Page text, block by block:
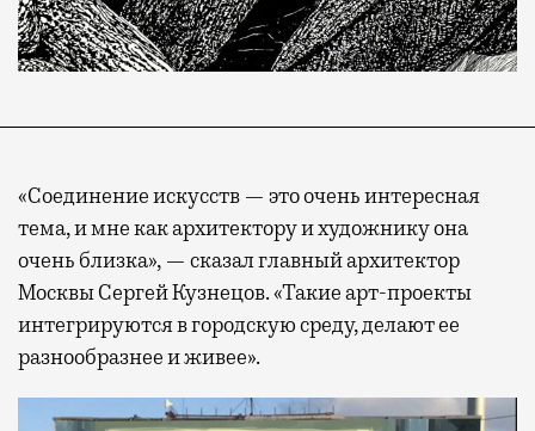
«Соединение искусств — это очень интересная
тема, и мне как архитектору и художнику она
очень близка», — сказал главный архитектор
Москвы Сергей Кузнецов. «Такие арт-проекты
интегрируются в городскую среду, делают ее
разнообразнее и живее».